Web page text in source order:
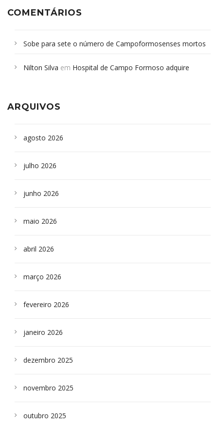
COMENTÁRIOS
Sobe para sete o número de Campoformosenses mortos
Campoformosenses que morreram em desabamentos são
Nilton Silva em Hospital de Campo Formoso adquire
ARQUIVOS
agosto 2026
julho 2026
junho 2026
maio 2026
abril 2026
março 2026
fevereiro 2026
janeiro 2026
dezembro 2025
novembro 2025
outubro 2025